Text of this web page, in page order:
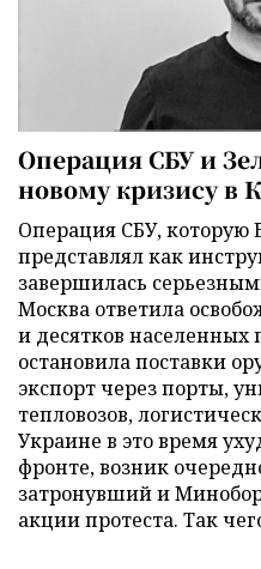
Операция СБУ и
новому кризису в
Операция СБУ,
представлял как
завершилась
Москва ответила
и десятков
остановила поставки
экспорт через порты,
тепловозов,
Украине в это время
фронте, возник
затронувший и
акции протеста. Так